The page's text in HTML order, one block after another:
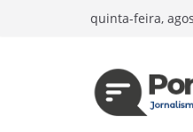
quinta-feira,